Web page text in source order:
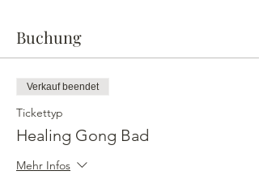
Buchung
Verkauf beendet
Tickettyp
Healing Gong Bad
Mehr Infos